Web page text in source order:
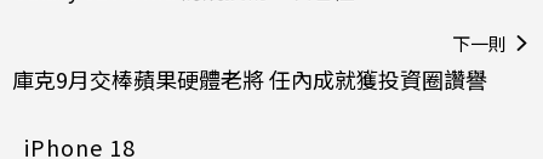
下一則
庫克9月交棒蘋果硬體老將 任內成就獲投資圈讚譽
iPhone 18